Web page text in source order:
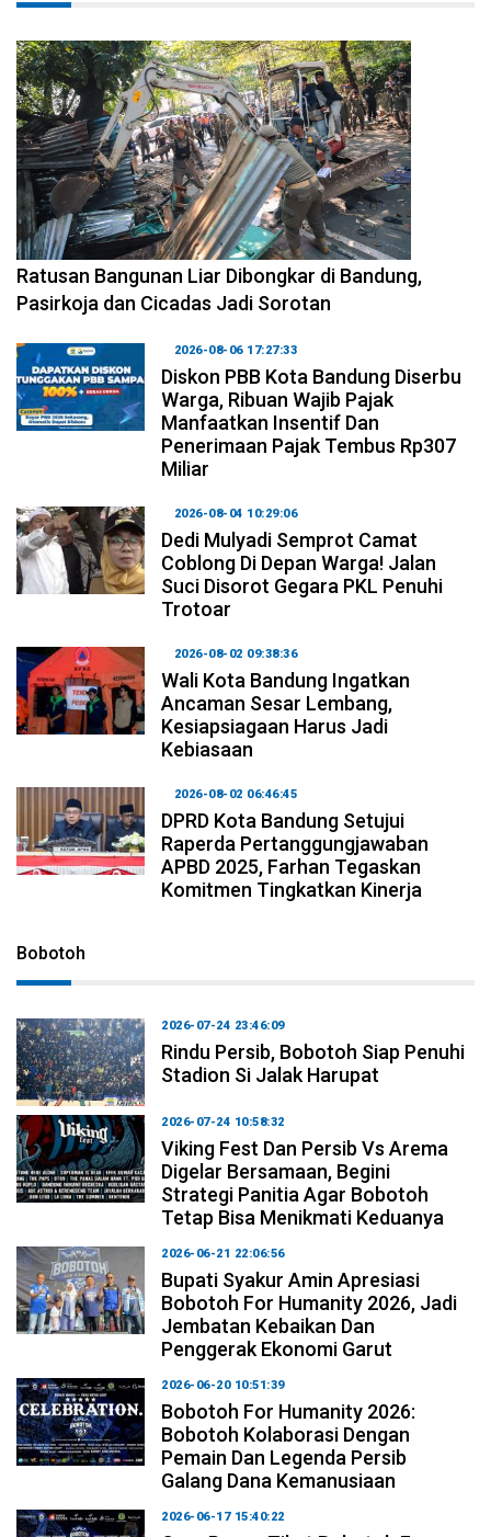
2026-08-06 17:34:08
Ratusan Bangunan Liar Dibongkar di Bandung,
Pasirkoja dan Cicadas Jadi Sorotan
2026-08-06 17:27:33
Diskon PBB Kota Bandung Diserbu
Warga, Ribuan Wajib Pajak
Manfaatkan Insentif Dan
Penerimaan Pajak Tembus Rp307
Miliar
2026-08-04 10:29:06
Dedi Mulyadi Semprot Camat
Coblong Di Depan Warga! Jalan
Suci Disorot Gegara PKL Penuhi
Trotoar
2026-08-02 09:38:36
Wali Kota Bandung Ingatkan
Ancaman Sesar Lembang,
Kesiapsiagaan Harus Jadi
Kebiasaan
2026-08-02 06:46:45
DPRD Kota Bandung Setujui
Raperda Pertanggungjawaban
APBD 2025, Farhan Tegaskan
Komitmen Tingkatkan Kinerja
Bobotoh
2026-07-24 23:46:09
Rindu Persib, Bobotoh Siap Penuhi
Stadion Si Jalak Harupat
2026-07-24 10:58:32
Viking Fest Dan Persib Vs Arema
Digelar Bersamaan, Begini
Strategi Panitia Agar Bobotoh
Tetap Bisa Menikmati Keduanya
2026-06-21 22:06:56
Bupati Syakur Amin Apresiasi
Bobotoh For Humanity 2026, Jadi
Jembatan Kebaikan Dan
Penggerak Ekonomi Garut
2026-06-20 10:51:39
Bobotoh For Humanity 2026:
Bobotoh Kolaborasi Dengan
Pemain Dan Legenda Persib
Galang Dana Kemanusiaan
2026-06-17 15:40:22